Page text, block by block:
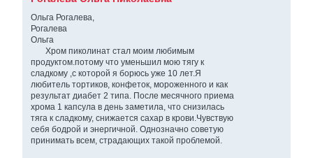
Ольга Рогалева,
Рогалева
Ольга
Хром пиколинат стал моим любимым
продуктом.потому что уменьшил мою тягу к
сладкому ,с которой я борюсь уже 10 лет.Я
любитель тортиков, конфеток, мороженного и как
результат диабет 2 типа. После месячного приема
хрома 1 капсула в день заметила, что снизилась
тяга к сладкому, снижается сахар в крови.Чувствую
себя бодрой и энергичной. Однозначно советую
принимать всем, страдающих такой проблемой.